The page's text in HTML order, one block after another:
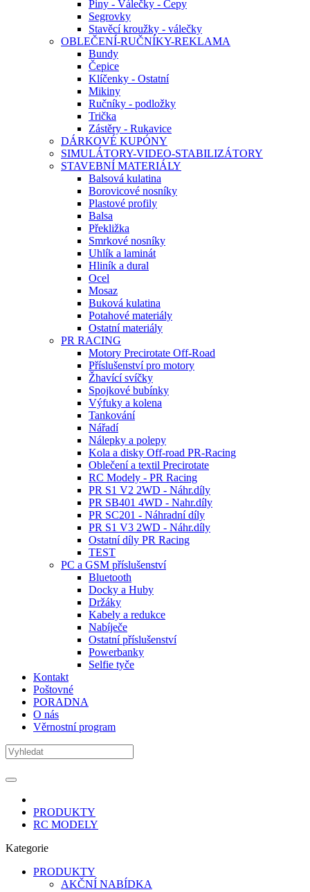
Piny - Válečky - Čepy
Segrovky
Stavěcí kroužky - válečky
OBLEČENÍ-RUČNÍKY-REKLAMA
Bundy
Čepice
Klíčenky - Ostatní
Mikiny
Ručníky - podložky
Trička
Zástěry - Rukavice
DÁRKOVÉ KUPÓNY
SIMULÁTORY-VIDEO-STABILIZÁTORY
STAVEBNÍ MATERIÁLY
Balsová kulatina
Borovicové nosníky
Plastové profily
Balsa
Překližka
Smrkové nosníky
Uhlík a laminát
Hliník a dural
Ocel
Mosaz
Buková kulatina
Potahové materiály
Ostatní materiály
PR RACING
Motory Precirotate Off-Road
Příslušenství pro motory
Žhavící svíčky
Spojkové bubínky
Výfuky a kolena
Tankování
Nářadí
Nálepky a polepy
Kola a disky Off-road PR-Racing
Oblečení a textil Precirotate
RC Modely - PR Racing
PR S1 V2 2WD - Náhr.díly
PR SB401 4WD - Nahr.díly
PR SC201 - Náhradní díly
PR S1 V3 2WD - Náhr.díly
Ostatní díly PR Racing
TEST
PC a GSM příslušenství
Bluetooth
Docky a Huby
Držáky
Kabely a redukce
Nabíječe
Ostatní příslušenství
Powerbanky
Selfie tyče
Kontakt
Poštovné
PORADNA
O nás
Věrnostní program
PRODUKTY
RC MODELY
Kategorie
PRODUKTY
AKČNÍ NABÍDKA